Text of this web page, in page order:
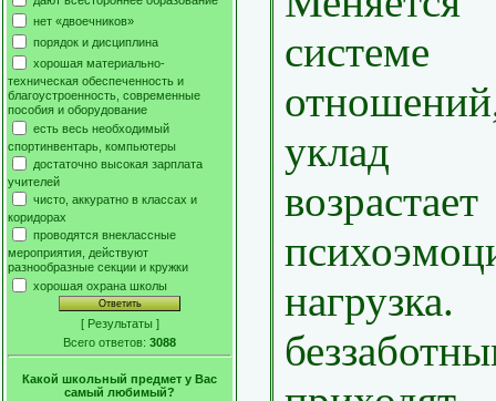
нет «двоечников»
порядок и дисциплина
хорошая материально-
техническая обеспеченность и
благоустроенность, современные
пособия и оборудование
есть весь необходимый
спортинвентарь, компьютеры
достаточно высокая зарплата
учителей
чисто, аккуратно в классах и
коридорах
проводятся внеклассные
мероприятия, действуют
разнообразные секции и кружки
хорошая охрана школы
[ Результаты ]
Всего ответов: 3088
Какой школьный предмет у Вас
самый любимый?
системе
уклад
возрастает